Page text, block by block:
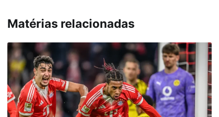
Matérias relacionadas